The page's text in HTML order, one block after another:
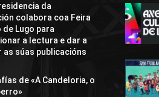
da
colabora coa Feira
de Lugo para
a lectura e dar a
as súas publicacións
de «A Candeloria, o